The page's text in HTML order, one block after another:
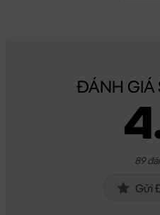
ĐÁNH GIÁ
89
Gửi